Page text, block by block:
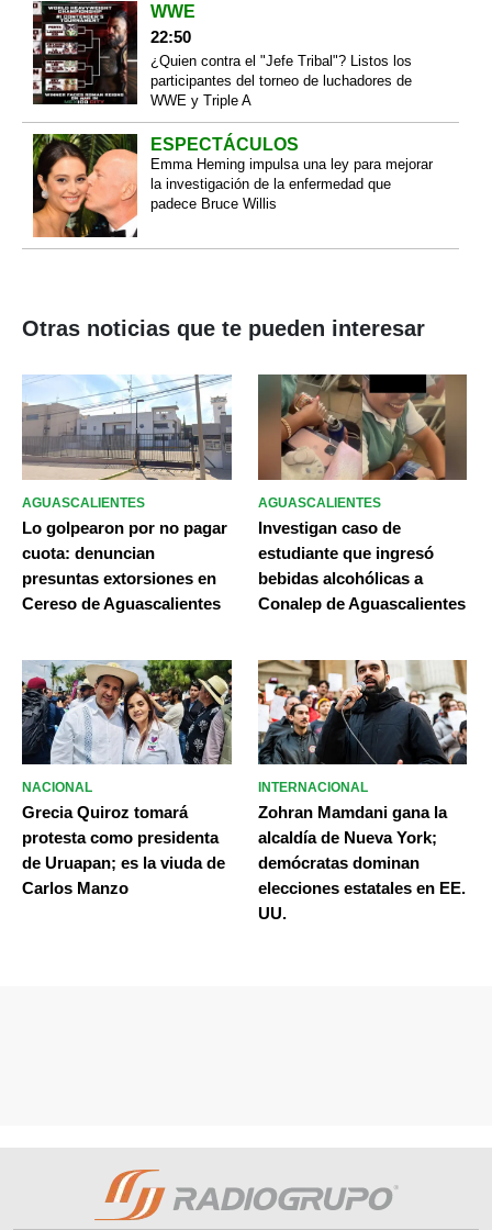
WWE
22:50
¿Quien contra el "Jefe Tribal"? Listos los
participantes del torneo de luchadores de
WWE y Triple A
ESPECTÁCULOS
Emma Heming impulsa una ley para mejorar
la investigación de la enfermedad que
padece Bruce Willis
Otras noticias que te pueden interesar
AGUASCALIENTES
Lo golpearon por no pagar
cuota: denuncian
presuntas extorsiones en
Cereso de Aguascalientes
AGUASCALIENTES
Investigan caso de
estudiante que ingresó
bebidas alcohólicas a
Conalep de Aguascalientes
NACIONAL
Grecia Quiroz tomará
protesta como presidenta
de Uruapan; es la viuda de
Carlos Manzo
INTERNACIONAL
Zohran Mamdani gana la
alcaldía de Nueva York;
demócratas dominan
elecciones estatales en EE.
UU.